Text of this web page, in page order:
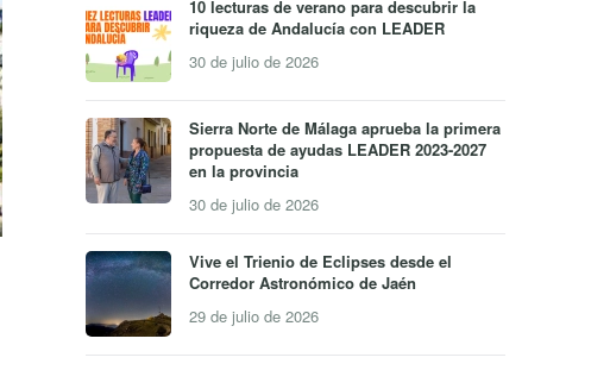
10 lecturas de verano para descubrir la
riqueza de Andalucía con LEADER
30 de julio de 2026
Sierra Norte de Málaga aprueba la primera
propuesta de ayudas LEADER 2023-2027
en la provincia
30 de julio de 2026
Vive el Trienio de Eclipses desde el
Corredor Astronómico de Jaén
29 de julio de 2026